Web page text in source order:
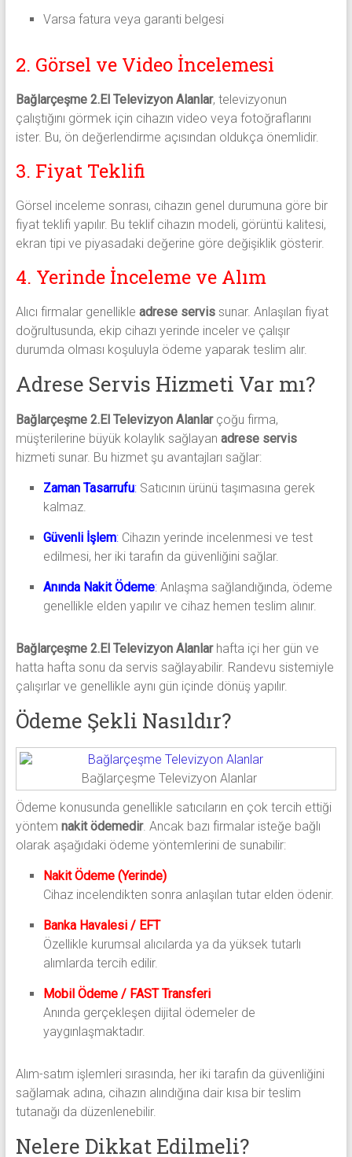
Varsa fatura veya garanti belgesi
2. Görsel ve Video İncelemesi
Bağlarçeşme 2.El Televizyon Alanlar, televizyonun
çalıştığını görmek için cihazın video veya fotoğraflarını
ister. Bu, ön değerlendirme açısından oldukça önemlidir.
3. Fiyat Teklifi
Görsel inceleme sonrası, cihazın genel durumuna göre bir
fiyat teklifi yapılır. Bu teklif cihazın modeli, görüntü kalitesi,
ekran tipi ve piyasadaki değerine göre değişiklik gösterir.
4. Yerinde İnceleme ve Alım
Alıcı firmalar genellikle adrese servissunar. Anlaşılan fiyat
doğrultusunda, ekip cihazı yerinde inceler ve çalışır
durumda olması koşuluyla ödeme yaparak teslim alır.
Adrese Servis Hizmeti Var mı?
Bağlarçeşme 2.El Televizyon Alanlarçoğu firma,
müşterilerine büyük kolaylık sağlayan adrese servis
hizmeti sunar. Bu hizmet şu avantajları sağlar:
Zaman Tasarrufu:Satıcının ürünü taşımasına gerek
kalmaz.
Güvenli İşlem:Cihazın yerinde incelenmesi ve test
edilmesi, her iki tarafın da güvenliğini sağlar.
Anında Nakit Ödeme:Anlaşma sağlandığında, ödeme
genellikle elden yapılır ve cihaz hemen teslim alınır.
Bağlarçeşme 2.El Televizyon Alanlarhafta içi her gün ve
hatta hafta sonu da servis sağlayabilir. Randevu sistemiyle
çalışırlar ve genellikle aynı gün içinde dönüş yapılır.
Ödeme Şekli Nasıldır?
Bağlarçeşme Televizyon Alanlar
Ödeme konusunda genellikle satıcıların en çok tercih ettiği
yöntem nakit ödemedir. Ancak bazı firmalar isteğe bağlı
olarak aşağıdaki ödeme yöntemlerini de sunabilir:
Nakit Ödeme (Yerinde)
Cihaz incelendikten sonra anlaşılan tutar elden ödenir.
Banka Havalesi / EFT
Özellikle kurumsal alıcılarda ya da yüksek tutarlı
alımlarda tercih edilir.
Mobil Ödeme / FAST Transferi
Anında gerçekleşen dijital ödemeler de
yaygınlaşmaktadır.
Alım-satım işlemleri sırasında, her iki tarafın da güvenliğini
sağlamak adına, cihazın alındığına dair kısa bir teslim
tutanağı da düzenlenebilir.
Nelere Dikkat Edilmeli?